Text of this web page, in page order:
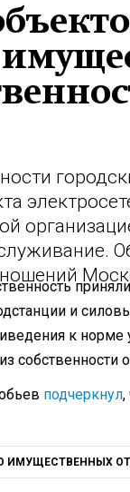
и
к норме
подчеркнул,
ИМУЩЕСТВЕННЫХ